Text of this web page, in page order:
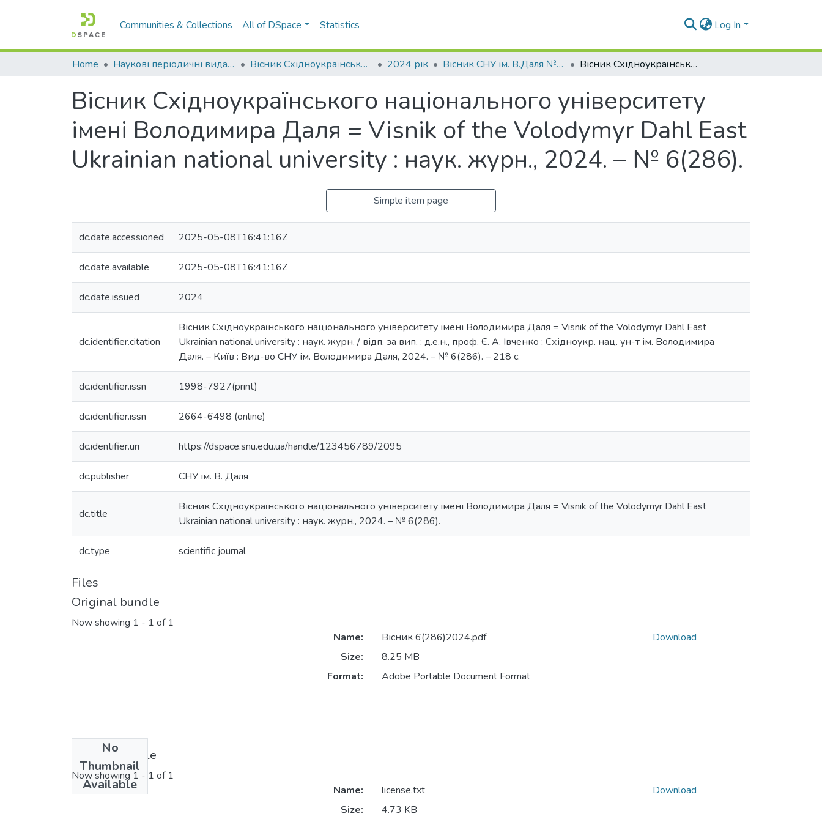
Communities & Collections All of DSpace Statistics Log In
Home Наукові періодичні видання СНУ ім. В. Даля Вісник Східноукраїнського національного університету імені В. Даля 2024 рік Вісник СНУ ім. В.Даля № 6 (286) 2024 Вісник Східноукраїнського національного університету імені Володимира Даля = Visnik of the Volodymyr Dahl East Ukrainian national university : наук. журн., 2024. – № 6(286).
Вісник Східноукраїнського національного університету
імені Володимира Даля = Visnik of the Volodymyr Dahl East
Ukrainian national university : наук. журн., 2024. – № 6(286).
Simple item page
dc.date.accessioned 2025-05-08T16:41:16Z
dc.date.available 2025-05-08T16:41:16Z
dc.date.issued 2024
dc.identifier.citation
Вісник Східноукраїнського національного університету імені Володимира Даля = Visnik of the Volodymyr Dahl East
Ukrainian national university : наук. журн. / відп. за вип. : д.е.н., проф. Є. А. Івченко ; Східноукр. нац. ун-т ім. Володимира
Даля. – Київ : Вид-во СНУ ім. Володимира Даля, 2024. – № 6(286). – 218 с.
dc.identifier.issn 1998-7927(print)
dc.identifier.issn 2664-6498 (online)
dc.identifier.uri https://dspace.snu.edu.ua/handle/123456789/2095
dc.publisher СНУ ім. В. Даля
dc.title
Вісник Східноукраїнського національного університету імені Володимира Даля = Visnik of the Volodymyr Dahl East
Ukrainian national university : наук. журн., 2024. – № 6(286).
dc.type scientific journal
Files
Original bundle
Now showing 1 - 1 of 1
No
Thumbnail
Available
Name:
Вісник 6(286)2024.pdf
Size:
8.25 MB
Format:
Adobe Portable Document Format
Download
License bundle
Now showing 1 - 1 of 1
Name:
license.txt
Size:
4.73 KB
Download